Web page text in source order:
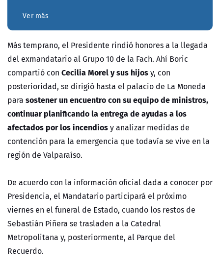
Ver más
Más temprano, el Presidente rindió honores a la llegada
del exmandatario al Grupo 10 de la Fach. Ahí Boric
compartió con Cecilia Morel y sus hijosy, con
posterioridad, se dirigió hasta el palacio de La Moneda
para sostener un encuentro con su equipo de ministros,
continuar planificando la entrega de ayudas a los
afectados por los incendiosy analizar medidas de
contención para la emergencia que todavía se vive en la
región de Valparaíso.
De acuerdo con la información oficial dada a conocer por
Presidencia, el Mandatario participará el próximo
viernes en el funeral de Estado, cuando los restos de
Sebastián Piñera se trasladen a la Catedral
Metropolitana y, posteriormente, al Parque del
Recuerdo.